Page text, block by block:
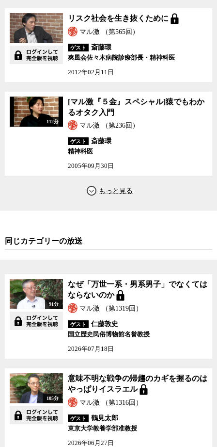
リスク社会を生き抜くた
めに
リスク社会を生き抜くために
マル激 （第565回）
ゲスト
斎藤環
爽風会佐々木病院診療部長・精神科医
2012年02月11日
[マル激『５金』スペシ
ャル]猿でもわかるオタ
ク入門
112分
[マル激『５金』スペシャル]猿でもわか
るオタク入門
マル激 （第236回）
ゲスト
斎藤環
精神科医
2005年09月30日
同じカテゴリーの放送
91分
なぜ「万世一系・男系男子」でなくては
ならないのか
マル激 （第1319回）
ゲスト
仁藤敦史
国立歴史民俗博物館名誉教授
2026年07月18日
105分
意味不明な戦争の帰趨のカギを握るのは
やっぱりイスラエル
マル激 （第1316回）
ゲスト
鶴見太郎
東京大学教養学部准教授
2026年06月27日